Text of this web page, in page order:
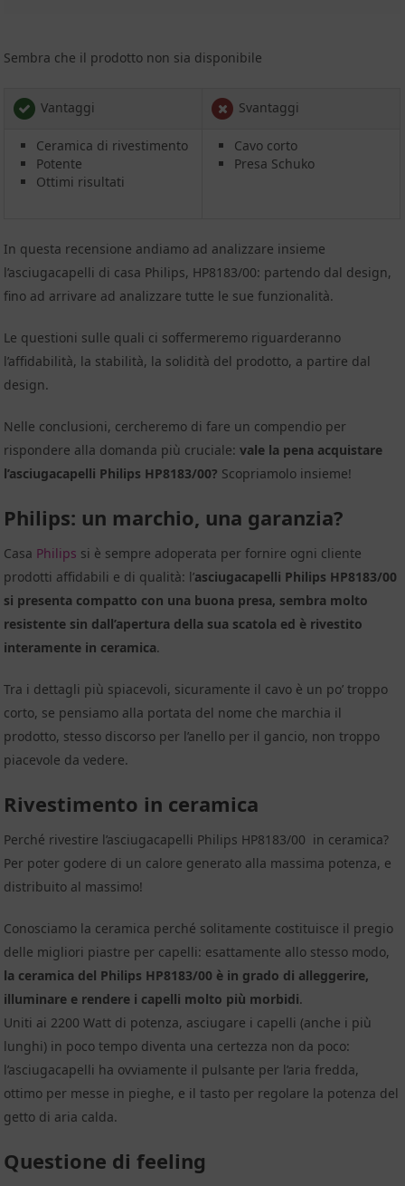
Sembra che il prodotto non sia disponibile
Vantaggi Svantaggi
Ceramica di rivestimento
Potente
Ottimi risultati
Cavo corto
Presa Schuko
In questa recensione andiamo ad analizzare insieme
l’asciugacapelli di casa Philips, HP8183/00: partendo dal design,
fino ad arrivare ad analizzare tutte le sue funzionalità.
Le questioni sulle quali ci soffermeremo riguarderanno
l’affidabilità, la stabilità, la solidità del prodotto, a partire dal
design.
Nelle conclusioni, cercheremo di fare un compendio per
rispondere alla domanda più cruciale:vale la pena acquistare
l’asciugacapelli Philips HP8183/00? Scopriamolo insieme!
Philips: un marchio, una garanzia?
Casa Philips si è sempre adoperata per fornire ogni cliente
prodotti affidabili e di qualità: l’asciugacapelli Philips HP8183/00
si presenta compatto con una buona presa, sembra molto
resistente sin dall’apertura della sua scatola ed è rivestito
interamente in ceramica.
Tra i dettagli più spiacevoli, sicuramente il cavo è un po’ troppo
corto, se pensiamo alla portata del nome che marchia il
prodotto, stesso discorso per l’anello per il gancio, non troppo
piacevole da vedere.
Rivestimento in ceramica
Perché rivestire l’asciugacapelli Philips HP8183/00 in ceramica?
Per poter godere di un calore generato alla massima potenza, e
distribuito al massimo!
Conosciamo la ceramica perché solitamente costituisce il pregio
delle migliori piastre per capelli: esattamente allo stesso modo,
la ceramica del Philips HP8183/00 è in grado di alleggerire,
illuminare e rendere i capelli molto più morbidi.
Uniti ai 2200 Watt di potenza, asciugare i capelli (anche i più
lunghi) in poco tempo diventa una certezza non da poco:
l’asciugacapelli ha ovviamente il pulsante per l’aria fredda,
ottimo per messe in pieghe, e il tasto per regolare la potenza del
getto di aria calda.
Questione di feeling